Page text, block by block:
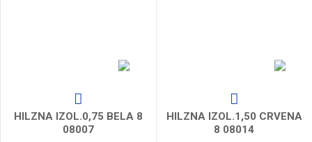
HILZNA IZOL.0,75 BELA 8
08007
HILZNA IZOL.1,50 CRVENA
8 08014